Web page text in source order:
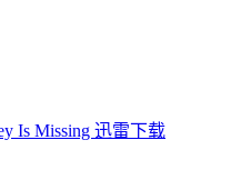
Is Missing 迅雷下载